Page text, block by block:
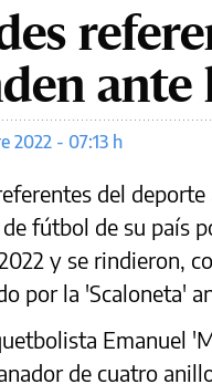
ante
2022 - 07:13 h
del
fútbol de su país
y se rindieron,
por la 'Scaloneta'
Emanuel
de cuatro